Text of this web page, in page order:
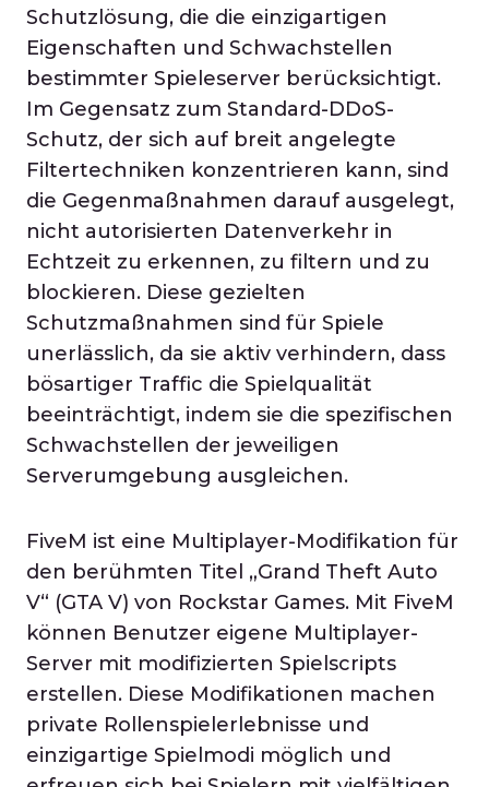
Schutzlösung, die die einzigartigen
Eigenschaften und Schwachstellen
bestimmter Spieleserver berücksichtigt.
Im Gegensatz zum Standard-DDoS-
Schutz, der sich auf breit angelegte
Filtertechniken konzentrieren kann, sind
die Gegenmaßnahmen darauf ausgelegt,
nicht autorisierten Datenverkehr in
Echtzeit zu erkennen, zu filtern und zu
blockieren. Diese gezielten
Schutzmaßnahmen sind für Spiele
unerlässlich, da sie aktiv verhindern, dass
bösartiger Traffic die Spielqualität
beeinträchtigt, indem sie die spezifischen
Schwachstellen der jeweiligen
Serverumgebung ausgleichen.
FiveM ist eine Multiplayer-Modifikation für
den berühmten Titel „Grand Theft Auto
V“ (GTA V) von Rockstar Games. Mit FiveM
können Benutzer eigene Multiplayer-
Server mit modifizierten Spielscripts
erstellen. Diese Modifikationen machen
private Rollenspielerlebnisse und
einzigartige Spielmodi möglich und